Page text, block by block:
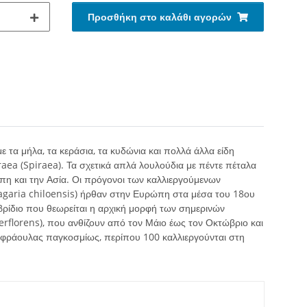
Προσθήκη στο καλάθι αγορών
τα μήλα, τα κεράσια, τα κυδώνια και πολλά άλλα είδη
(Spiraea). Τα σχετικά απλά λουλούδια με πέντε πέταλα
και την Ασία. Οι πρόγονοι των καλλιεργούμενων
chiloensis) ήρθαν στην Ευρώπη στα μέσα του 18ου
που θεωρείται η αρχική μορφή των σημερινών
που ανθίζουν από τον Μάιο έως τον Οκτώβριο και
παγκοσμίως, περίπου 100 καλλιεργούνται στη